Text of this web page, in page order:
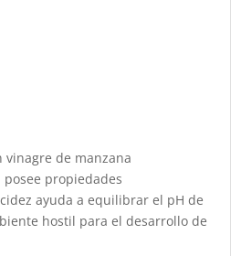
vinagre de manzana
propiedades
ayuda a equilibrar el pH de
hostil para el desarrollo de